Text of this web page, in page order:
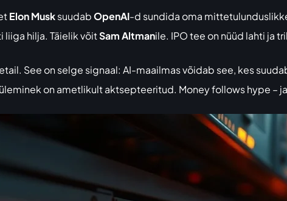
Elon MusksuudabOpenAI-d sundida oma
liiga hilja. Täielik võitSam Altmanile. IPO tee on nüüd lahti ja
See on selge signaal: AI-maailmas võidab see, kes
on ametlikult aktsepteeritud. Money follows hype –